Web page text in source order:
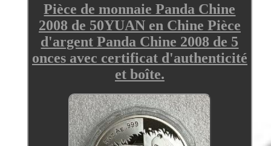
Pièce de monnaie Panda Chine
2008 de 50YUAN en Chine Pièce
d'argent Panda Chine 2008 de 5
onces avec certificat d'authenticité
et boîte.